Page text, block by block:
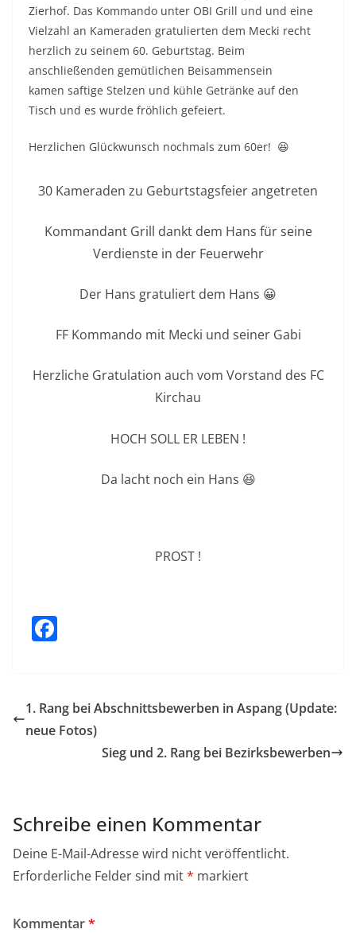
Zierhof. Das Kommando unter OBI Grill und und eine
Vielzahl an Kameraden gratulierten dem Mecki recht
herzlich zu seinem 60. Geburtstag. Beim
anschließenden gemütlichen Beisammensein
kamen saftige Stelzen und kühle Getränke auf den
Tisch und es wurde fröhlich gefeiert.
Herzlichen Glückwunsch nochmals zum 60er! 😆
30 Kameraden zu Geburtstagsfeier angetreten
Kommandant Grill dankt dem Hans für seine
Verdienste in der Feuerwehr
Der Hans gratuliert dem Hans 😀
FF Kommando mit Mecki und seiner Gabi
Herzliche Gratulation auch vom Vorstand des FC
Kirchau
HOCH SOLL ER LEBEN !
Da lacht noch ein Hans 😆
PROST !
e
b
1. Rang bei Abschnittsbewerben in Aspang (Update:
neue Fotos)
Sieg und 2. Rang bei Bezirksbewerben
Schreibe einen Kommentar
Deine E-Mail-Adresse wird nicht veröffentlicht.
Erforderliche Felder sind mit* markiert
Kommentar*